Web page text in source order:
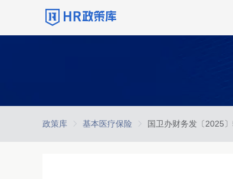
政策库 基本医疗保险